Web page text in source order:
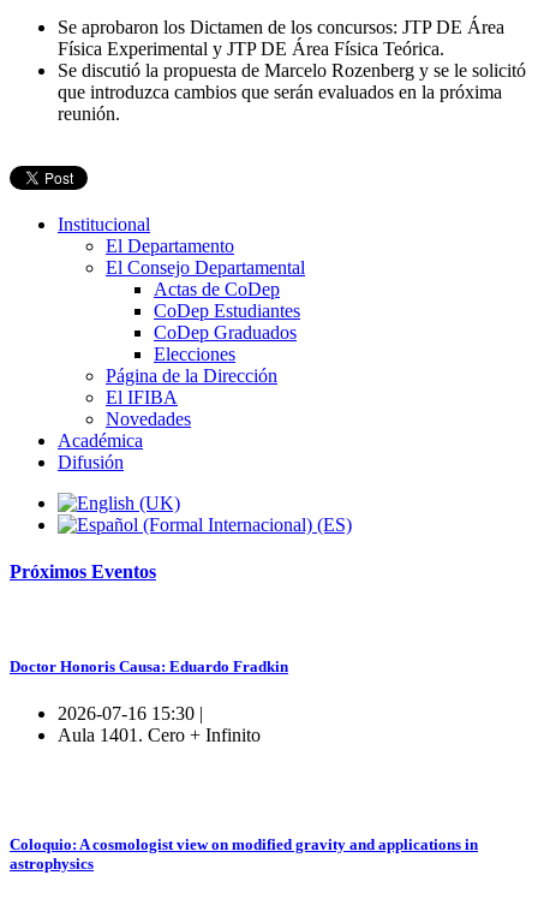
Se aprobaron los Dictamen de los concursos: JTP DE Área
Física Experimental y JTP DE Área Física Teórica.
Se discutió la propuesta de Marcelo Rozenberg y se le solicitó
que introduzca cambios que serán evaluados en la próxima
reunión.
Institucional
El Departamento
El Consejo Departamental
Actas de CoDep
CoDep Estudiantes
CoDep Graduados
Elecciones
Página de la Dirección
El IFIBA
Novedades
Académica
Difusión
Próximos Eventos
Doctor Honoris Causa: Eduardo Fradkin
2026-07-16 15:30 |
Aula 1401. Cero + Infinito
Coloquio: A cosmologist view on modified gravity and applications in
astrophysics